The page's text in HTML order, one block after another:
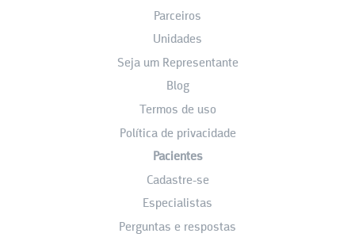
Parceiros
Unidades
Seja um Representante
Blog
Termos de uso
Política de privacidade
Pacientes
Cadastre-se
Especialistas
Perguntas e respostas